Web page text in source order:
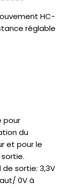
HC-
réglable
pour
du
et pour le
de sortie: 3,3V
0Và